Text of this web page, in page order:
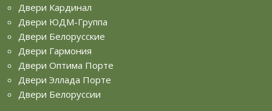
Двери Кардинал
Двери ЮДМ-Группа
Двери Белорусские
Двери Гармония
Двери Оптима Порте
Двери Эллада Порте
Двери Белоруссии